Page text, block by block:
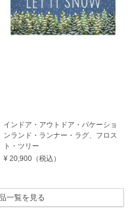
インドア・アウトドア・バケーショ
ンランド・ランナー・ラグ、フロス
ト・ツリー
¥ 20,900 （税込）
一覧を見る